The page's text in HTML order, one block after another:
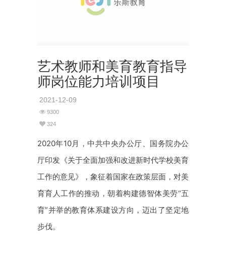
艺术教师和美育教育指导
师岗位能力培训项目
2021-12-09
9300
324
2020年10月，中共中央办公厅、国务院办公
厅印发《关于全面加强和改进新时代学校美育
工作的意见》，象征着国家在政策层面，对美
育育人工作的推动，朝着构建德智体美劳“五
育”并举的教育体系建设方向，迈出了坚定地
步伐。